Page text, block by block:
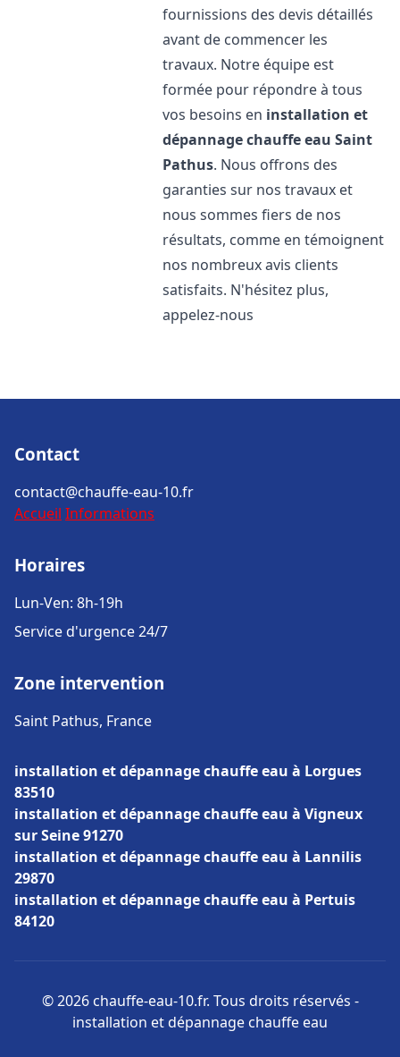
fournissions des devis détaillés
avant de commencer les
travaux. Notre équipe est
formée pour répondre à tous
vos besoins en installation et
dépannage chauffe eau Saint
Pathus. Nous offrons des
garanties sur nos travaux et
nous sommes fiers de nos
résultats, comme en témoignent
nos nombreux avis clients
satisfaits. N'hésitez plus,
appelez-nous
Contact
contact@chauffe-eau-10.fr
Accueil Informations
Horaires
Lun-Ven: 8h-19h
Service d'urgence 24/7
Zone intervention
Saint Pathus, France
installation et dépannage chauffe eau à Lorgues
83510
installation et dépannage chauffe eau à Vigneux
sur Seine 91270
installation et dépannage chauffe eau à Lannilis
29870
installation et dépannage chauffe eau à Pertuis
84120
© 2026 chauffe-eau-10.fr. Tous droits réservés -
installation et dépannage chauffe eau